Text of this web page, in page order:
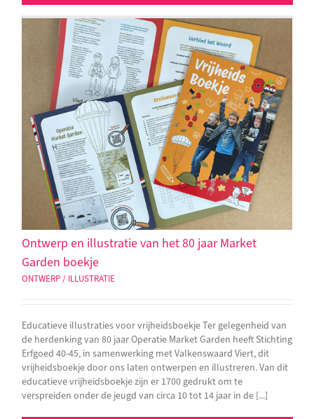
Ontwerp en illustratie van het 80 jaar Market
Garden boekje
ONTWERP / ILLUSTRATIE
Educatieve illustraties voor vrijheidsboekje Ter gelegenheid van
de herdenking van 80 jaar Operatie Market Garden heeft Stichting
Erfgoed 40-45, in samenwerking met Valkenswaard Viert, dit
vrijheidsboekje door ons laten ontwerpen en illustreren. Van dit
educatieve vrijheidsboekje zijn er 1700 gedrukt om te
verspreiden onder de jeugd van circa 10 tot 14 jaar in de [...]